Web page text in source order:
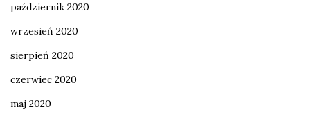
październik 2020
wrzesień 2020
sierpień 2020
czerwiec 2020
maj 2020